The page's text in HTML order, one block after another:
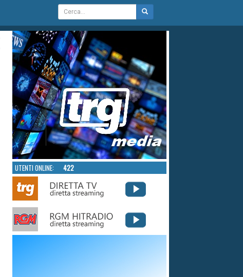
UTENTI ONLINE: 422